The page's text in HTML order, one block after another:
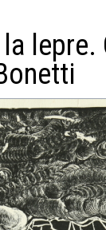
SCULTURA
STAMPA
ALTRO
MATRICI
la lepre.